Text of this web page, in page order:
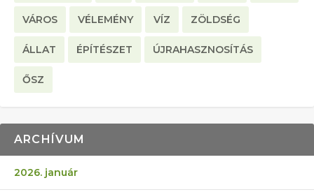
VÁROS VÉLEMÉNY VÍZ ZÖLDSÉG
ÁLLAT ÉPÍTÉSZET ÚJRAHASZNOSÍTÁS
ŐSZ
ARCHÍVUM
2026. január